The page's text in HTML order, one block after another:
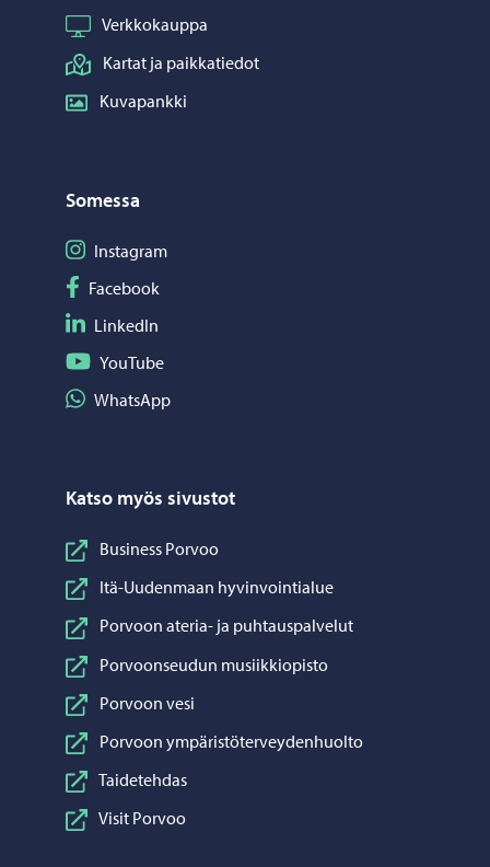
Verkkokauppa
Kartat ja paikkatiedot
Kuvapankki
Somessa
Seuraa Instagram
Instagram
Seuraa Facebook
Facebook
Seuraa LinkedIn
LinkedIn
Seuraa YouTube
YouTube
Jaa WhatsApp
WhatsApp
Katso myös sivustot
Business Porvoo
Itä-Uudenmaan hyvinvointialue
Porvoon ateria- ja puhtauspalvelut
Porvoonseudun musiikkiopisto
Porvoon vesi
Porvoon ympäristöterveydenhuolto
Taidetehdas
Visit Porvoo